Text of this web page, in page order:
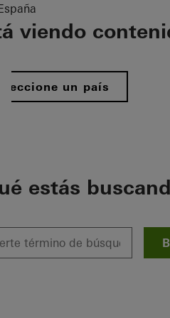
viendo
un país
estás